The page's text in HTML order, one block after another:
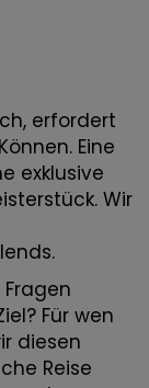
erfordert
Eine
exklusive
Wir
Für wen
diesen
Reise